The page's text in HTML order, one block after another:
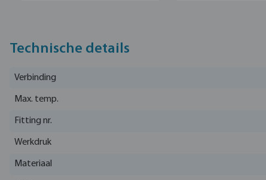
Technische details
Verbinding
Max. temp.
Fitting nr.
Werkdruk
Materiaal